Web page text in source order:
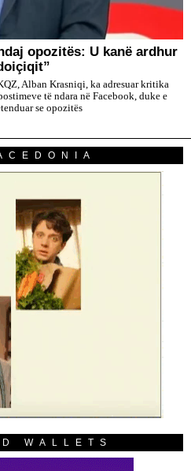
opozitës: U kanë ardhur
Alban Krasniqi, ka adresuar kritika
të ndara në Facebook, duke e
se opozitës
WALLETS